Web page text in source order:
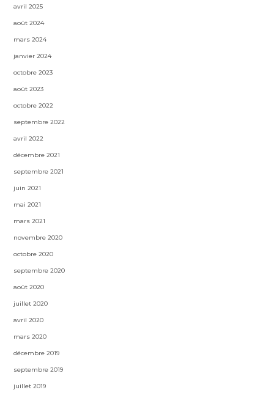
avril 2025
août 2024
mars 2024
janvier 2024
octobre 2023
août 2023
octobre 2022
septembre 2022
avril 2022
décembre 2021
septembre 2021
juin 2021
mai 2021
mars 2021
novembre 2020
octobre 2020
septembre 2020
août 2020
juillet 2020
avril 2020
mars 2020
décembre 2019
septembre 2019
juillet 2019